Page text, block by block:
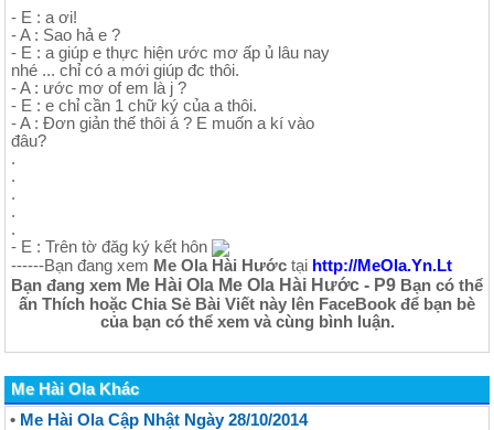
- E : a ơi!
- A : Sao hả e ?
- E : a giúp e thực hiện ước mơ ấp ủ lâu nay
nhé ... chỉ có a mới giúp đc thôi.
- A : ước mơ of em là j ?
- E : e chỉ cần 1 chữ ký của a thôi.
- A : Đơn giản thế thôi á ? E muốn a kí vào
đâu?
.
.
.
.
.
- E : Trên tờ đăg ký kết hôn
------Bạn đang xem Me Ola Hài Hước tại http://MeOla.Yn.Lt
Bạn đang xem Me Hài Ola Me Ola Hài Hước - P9 Bạn có thể
ấn Thích hoặc Chia Sẻ Bài Viết này lên FaceBook để bạn bè
của bạn có thể xem và cùng bình luận.
Me Hài Ola Khác
• Me Hài Ola Cập Nhật Ngày 28/10/2014